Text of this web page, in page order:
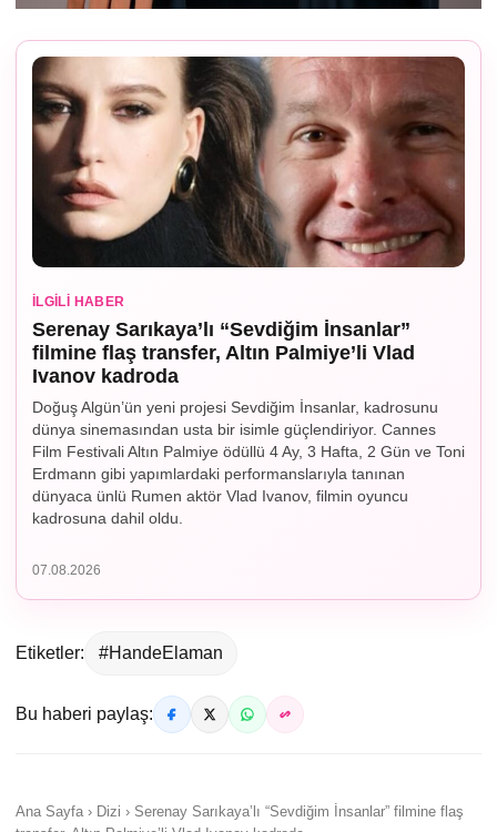
İLGILI HABER
Serenay Sarıkaya’lı “Sevdiğim İnsanlar”
filmine flaş transfer, Altın Palmiye’li Vlad
Ivanov kadroda
Doğuş Algün’ün yeni projesi Sevdiğim İnsanlar, kadrosunu
dünya sinemasından usta bir isimle güçlendiriyor. Cannes
Film Festivali Altın Palmiye ödüllü 4 Ay, 3 Hafta, 2 Gün ve Toni
Erdmann gibi yapımlardaki performanslarıyla tanınan
dünyaca ünlü Rumen aktör Vlad Ivanov, filmin oyuncu
kadrosuna dahil oldu.
07.08.2026
Etiketler: #HandeElaman
Bu haberi paylaş:
Ana Sayfa › Dizi › Serenay Sarıkaya’lı “Sevdiğim İnsanlar” filmine flaş